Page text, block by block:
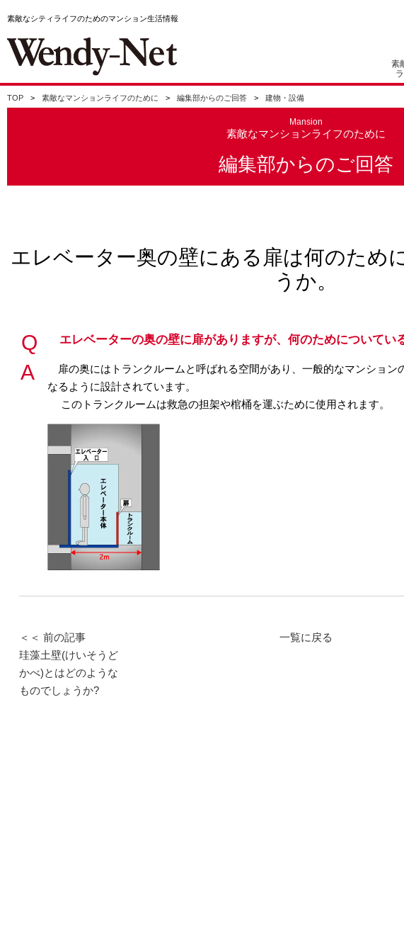
素敵なシティライフのためのマンション生活情報
素
TOP 素敵なマンションライフのために 編集部からのご回答 建物・設備
Mansion
素敵なマンションライフのために
編集部からのご回答
エレベーター奥の壁にある扉は何のため
うか。
エレベーターの奥の壁に扉がありますが、何のためについてい
扉の奥にはトランクルームと呼ばれる空間があり、一般的なマンション
なるように設計されています。
このトランクルームは救急の担架や棺桶を運ぶために使用されます。
＜＜ 前の記事
珪藻土壁(けいそうど
かべ)とはどのような
ものでしょうか?
一覧に戻る